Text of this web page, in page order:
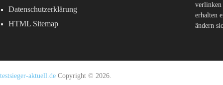
Datenschutzerklärung
HTML Sitemap
verlinken
erhalten
ändern
testsieger-aktuell.de Copyright © 2026.